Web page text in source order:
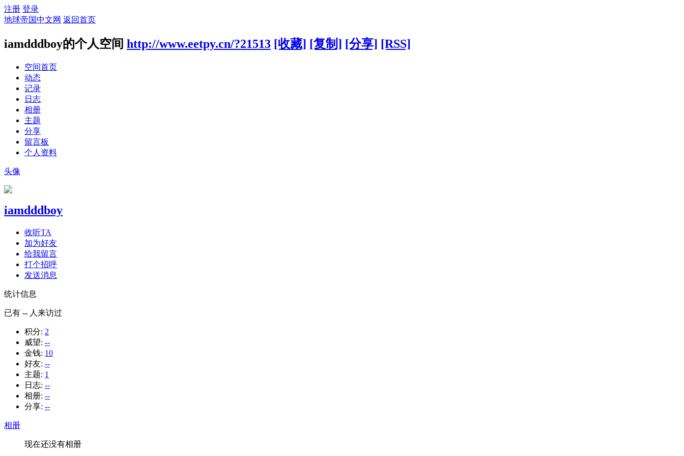
注册 登录
地球帝国中文网 返回首页
iamdddboy的个人空间 http://www.eetpy.cn/?21513 [收藏] [复制] [分享] [RSS]
空间首页
动态
记录
日志
相册
主题
分享
留言板
个人资料
头像
iamdddboy
收听TA
加为好友
给我留言
打个招呼
发送消息
统计信息
已有 -- 人来访过
积分: 2
威望: --
金钱: 10
好友: --
主题: 1
日志: --
相册: --
分享: --
相册
现在还没有相册